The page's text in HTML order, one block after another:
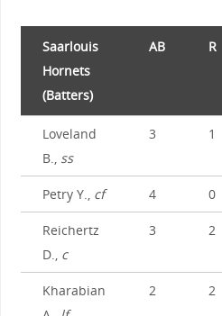
Saarlouis
Hornets
(Batters)
AB R
Loveland
B., ss
3 1
Petry Y., cf 4 0
Reichertz
D., c
3 2
Kharabian
2 2